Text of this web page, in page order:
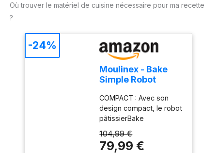
Où trouver le matériel de cuisine nécessaire pour ma recette
?
Moulinex - Bake
Simple Robot
fouet, batteur et
crochet
COMPACT : Avec son
design compact, le robot
pâtissierBake
parfaitement à toutes les
cuisines - sataillen'est
104,99 €
79,99 €
-24%